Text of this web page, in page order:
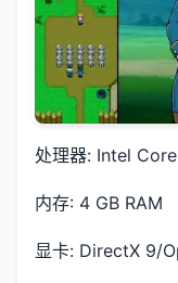
处理器: Intel
内存: 4 GB RAM
显卡: DirectX 9/